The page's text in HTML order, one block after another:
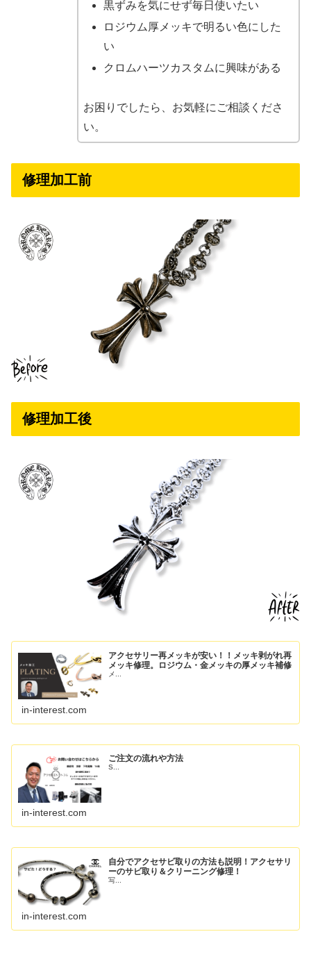
黒ずみを気にせず毎日使いたい
ロジウム厚メッキで明るい色にした
い
クロムハーツカスタムに興味がある
お困りでしたら、お気軽にご相談くださ
い。
修理加工前
修理加工後
アクセサリー再メッキが安い！！メッキ剥がれ再
メッキ修理。ロジウム・金メッキの厚メッキ補修
メ...
in-interest.com
ご注文の流れや方法
S...
in-interest.com
自分でアクセサビ取りの方法も説明！アクセサリ
ーのサビ取り＆クリーニング修理！
写...
in-interest.com